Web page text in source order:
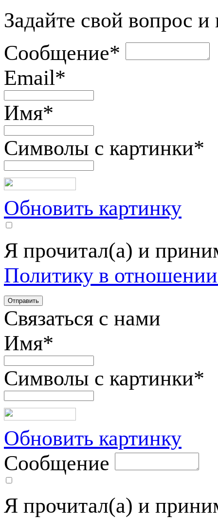
Задайте свой вопрос
Сообщение*
Email*
Имя*
Символы с картинки*
Обновить картинку
Я прочитал(а) и
Политику в
Связаться с нами
Имя*
Символы с картинки*
Обновить картинку
Сообщение
Я прочитал(а) и